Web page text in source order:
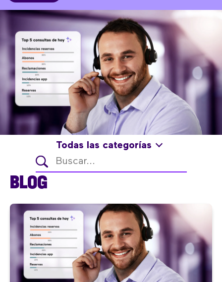
Todas las categorías
BLOG